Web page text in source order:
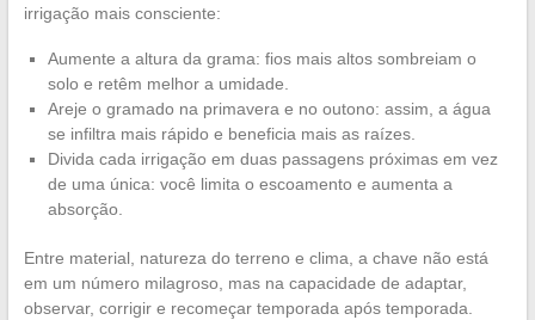
irrigação mais consciente:
Aumente a altura da grama: fios mais altos sombreiam o
solo e retêm melhor a umidade.
Areje o gramado na primavera e no outono: assim, a água
se infiltra mais rápido e beneficia mais as raízes.
Divida cada irrigação em duas passagens próximas em vez
de uma única: você limita o escoamento e aumenta a
absorção.
Entre material, natureza do terreno e clima, a chave não está
em um número milagroso, mas na capacidade de adaptar,
observar, corrigir e recomeçar temporada após temporada.